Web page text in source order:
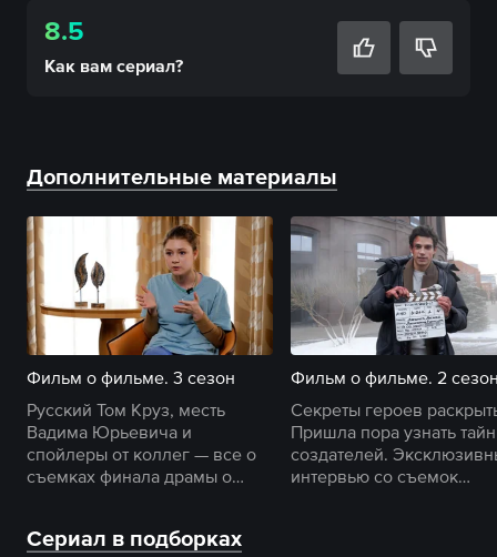
8.5
Как вам сериал?
Дополнительные материалы
Фильм о фильме. 3 сезон
Русский Том Круз, месть
Вадима Юрьевича и
спойлеры от коллег — все о
съемках финала драмы о
Фильм о фильме. 2
Секреты героев
Пришла пора узнать
создателей.
интервью со съемок
Сериал в подборках